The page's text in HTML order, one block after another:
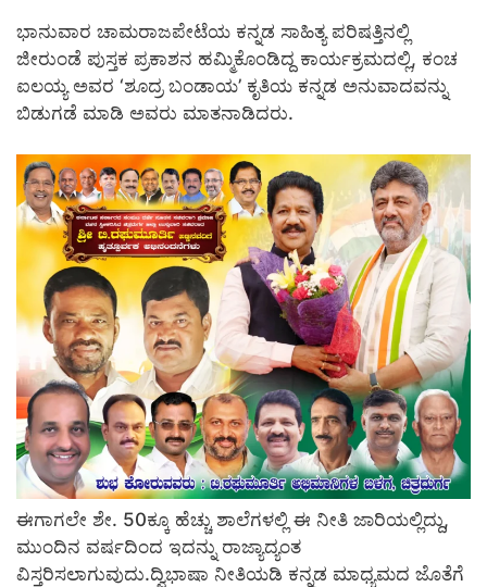
ಭಾನುವಾರ ಚಾಮರಾಜಪೇಟೆಯ ಕನ್ನಡ ಸಾಹಿತ್ಯ ಪರಿಷತ್ತಿನಲ್ಲಿ
ಜೀರುಂಡೆ ಪುಸ್ತಕ ಪ್ರಕಾಶನ ಹಮ್ಮಿಕೊಂಡಿದ್ದ ಕಾರ್ಯಕ್ರಮದಲ್ಲಿ, ಕಂಚ
ಐಲಯ್ಯ ಅವರ ‘ಶೂದ್ರ ಬಂಡಾಯ’ ಕೃತಿಯ ಕನ್ನಡ ಅನುವಾದವನ್ನು
ಬಿಡುಗಡೆ ಮಾಡಿ ಅವರು ಮಾತನಾಡಿದರು.
ಈಗಾಗಲೇ ಶೇ. 50ಕ್ಕೂ ಹೆಚ್ಚು ಶಾಲೆಗಳಲ್ಲಿ ಈ ನೀತಿ ಜಾರಿಯಲ್ಲಿದ್ದು,
ಮುಂದಿನ ವರ್ಷದಿಂದ ಇದನ್ನು ರಾಜ್ಯಾದ್ಯಂತ
ವಿಸ್ತರಿಸಲಾಗುವುದು.ದ್ವಿಭಾಷಾ ನೀತಿಯಡಿ ಕನ್ನಡ ಮಾಧ್ಯಮದ ಜೊತೆಗೆ